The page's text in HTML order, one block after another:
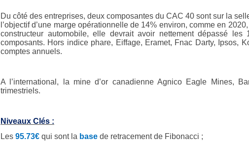
Du côté des entreprises, deux composantes du CAC 40 sont sur la
l’objectif d’une marge opérationnelle de 14% environ, comme en
constructeur automobile, elle devrait avoir nettement dépassé
composants. Hors indice phare, Eiffage, Eramet, Fnac Darty, Ipsos,
comptes annuels.
A l’international, la mine d’or canadienne Agnico Eagle Mines,
trimestriels.
Niveaux Clés :
Les 95.73€ qui sont la base de retracement de Fibonacci ;